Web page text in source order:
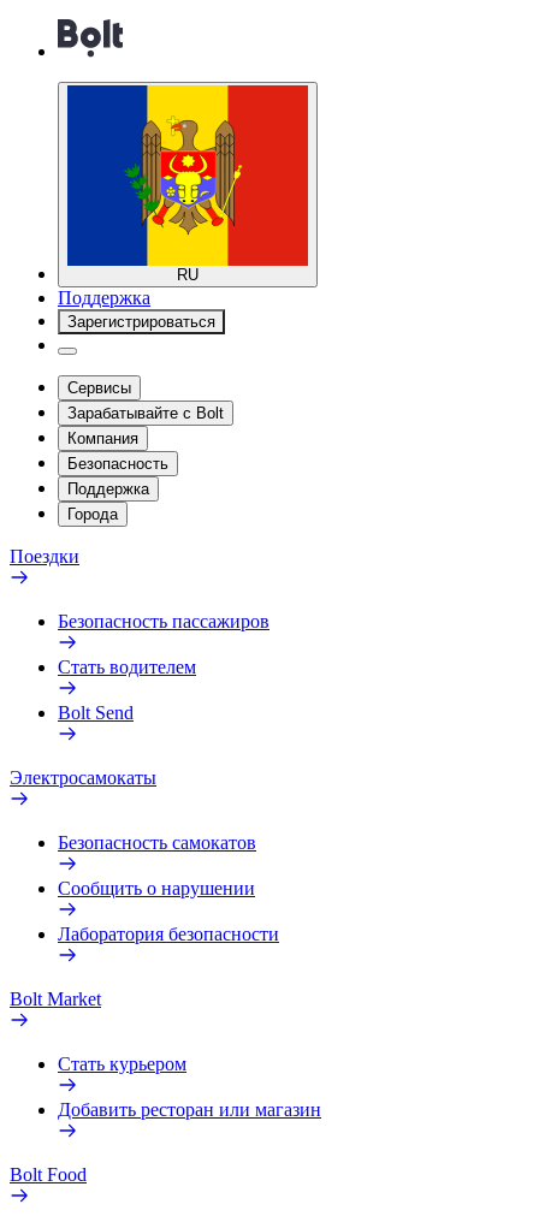
RU
Поддержка
Зарегистрироваться
Сервисы
Зарабатывайте с Bolt
Компания
Безопасность
Поддержка
Города
Поездки
Безопасность пассажиров
Стать водителем
Bolt Send
Электросамокаты
Безопасность самокатов
Сообщить о нарушении
Лаборатория безопасности
Bolt Market
Стать курьером
Добавить ресторан или магазин
Bolt Food